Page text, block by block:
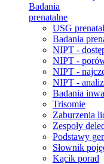
Badania
prenatalne
USG
Badania
NIPT -
NIPT -
NIPT -
NIPT -
Badania
Trisomie
Zaburzenia
Zespoły
Podstawy
Słownik
Kącik porad